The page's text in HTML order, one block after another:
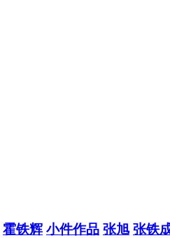
霍铁辉 小件作品 张旭 张铁